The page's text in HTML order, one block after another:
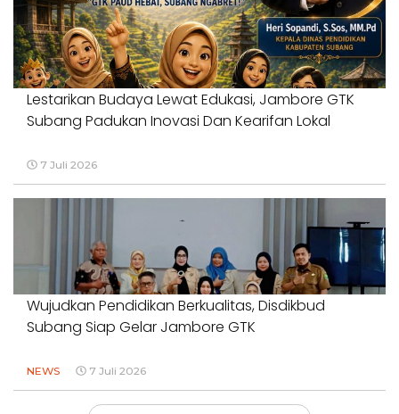
Lestarikan Budaya Lewat Edukasi, Jambore GTK
Subang Padukan Inovasi Dan Kearifan Lokal
7 Juli 2026
Wujudkan Pendidikan Berkualitas, Disdikbud
Subang Siap Gelar Jambore GTK
NEWS 7 Juli 2026